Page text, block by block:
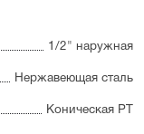
1/2" наружная
Нержавеющая сталь
Коническая PT